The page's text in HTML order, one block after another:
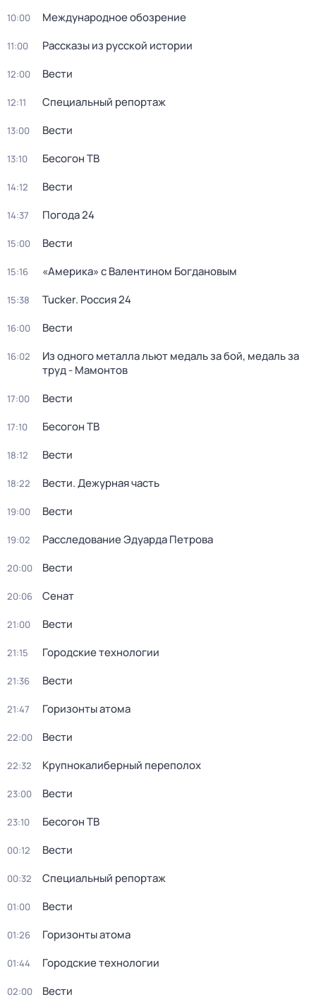
10:00 Международное обозрение
11:00 Рассказы из русской истории
12:00 Вести
12:11 Специальный репортаж
13:00 Вести
13:10 Бесогон ТВ
14:12 Вести
14:37 Погода 24
15:00 Вести
15:16 «Америка» с Валентином Богдановым
15:38 Tucker. Россия 24
16:00 Вести
16:02
Из одного металла льют медаль за бой, медаль за
труд - Мамонтов
17:00 Вести
17:10 Бесогон ТВ
18:12 Вести
18:22 Вести. Дежурная часть
19:00 Вести
19:02 Расследование Эдуарда Петрова
20:00 Вести
20:06 Сенат
21:00 Вести
21:15 Городские технологии
21:36 Вести
21:47 Горизонты атома
22:00 Вести
22:32 Крупнокалиберный переполох
23:00 Вести
23:10 Бесогон ТВ
00:12 Вести
00:32 Специальный репортаж
01:00 Вести
01:26 Горизонты атома
01:44 Городские технологии
02:00 Вести